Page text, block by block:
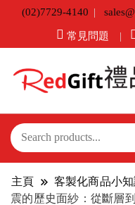
(02)7729-4140
常見問題
主頁 客製化商品小
震的歷史面紗：從斷層